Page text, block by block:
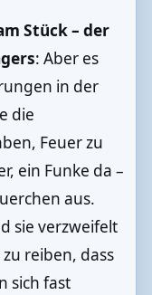
Stück – der
: Aber es
in der
die
Feuer zu
ein Funke da –
aus.
sie verzweifelt
reiben, dass
sich fast